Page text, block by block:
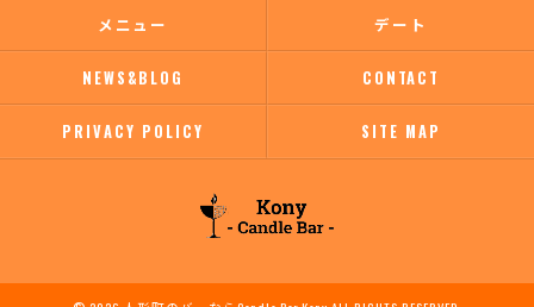
メニュー デート
NEWS&BLOG CONTACT
PRIVACY POLICY SITE MAP